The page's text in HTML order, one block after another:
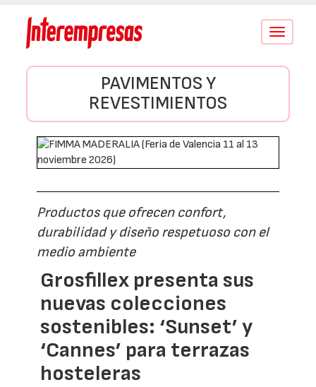
Conmutar
PAVIMENTOS Y
REVESTIMIENTOS
Productos que ofrecen confort,
durabilidad y diseño respetuoso con el
medio ambiente
Grosfillex presenta sus
nuevas colecciones
sostenibles: ‘Sunset’ y
‘Cannes’ para terrazas
hosteleras